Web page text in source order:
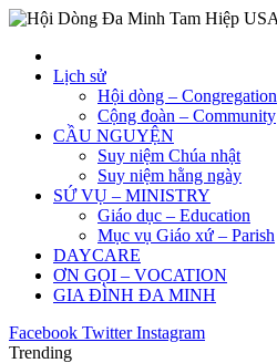
Lịch sử
Hội dòng – Congregation
Cộng đoàn – Community
CẦU NGUYỆN
Suy niệm Chúa nhật
Suy niệm hằng ngày
SỨ VỤ – MINISTRY
Giáo dục – Education
Mục vụ Giáo xứ – Parish
DAYCARE
ƠN GỌI – VOCATION
GIA ĐÌNH ĐA MINH
Facebook Twitter Instagram
Trending